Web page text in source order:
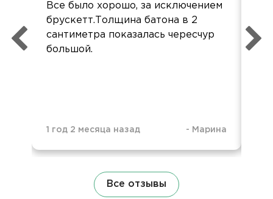
Все было хорошо, за исключением
брускетт.Толщина батона в 2
сантиметра показалась чересчур
большой.
1 год 2 месяца назад - Марина
Все отзывы